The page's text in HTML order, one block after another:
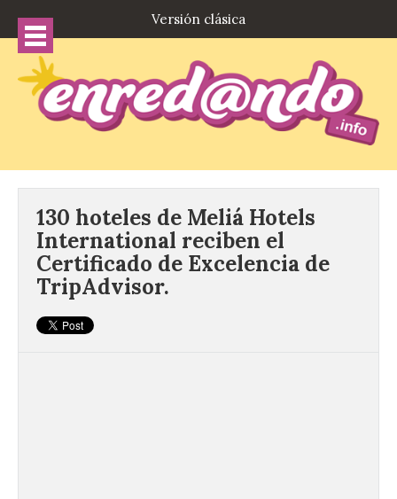
Versión clásica
130 hoteles de Meliá Hotels
International reciben el
Certificado de Excelencia de
TripAdvisor.